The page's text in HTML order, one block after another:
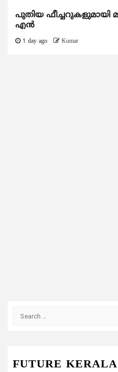
പുതിയ ഫീച്ചറുകളുമായി
എൻ
1 day ago Kumar
FUTURE KERALA